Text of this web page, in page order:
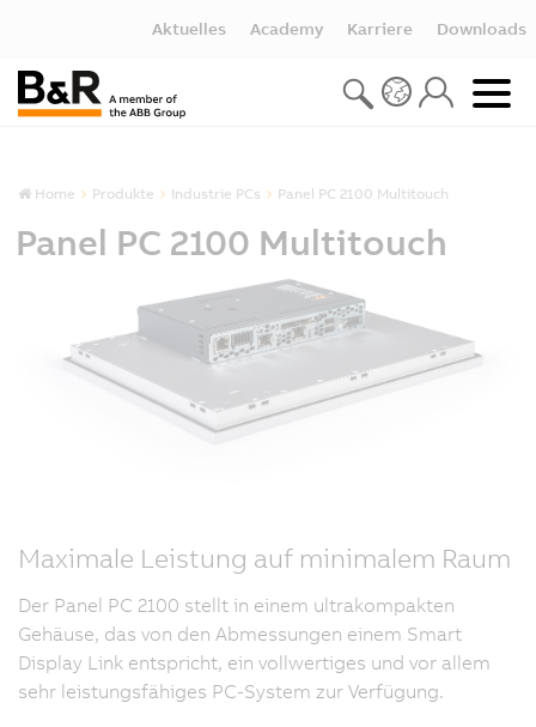
Aktuelles Academy Karriere Downloads
Home Produkte Industrie PCs Panel PC 2100 Multitouch
Panel PC 2100 Multitouch
Maximale Leistung auf minimalem Raum
Der Panel PC 2100 stellt in einem ultrakompakten
Gehäuse, das von den Abmessungen einem Smart
Display Link entspricht, ein vollwertiges und vor allem
sehr leistungsfähiges PC-System zur Verfügung.